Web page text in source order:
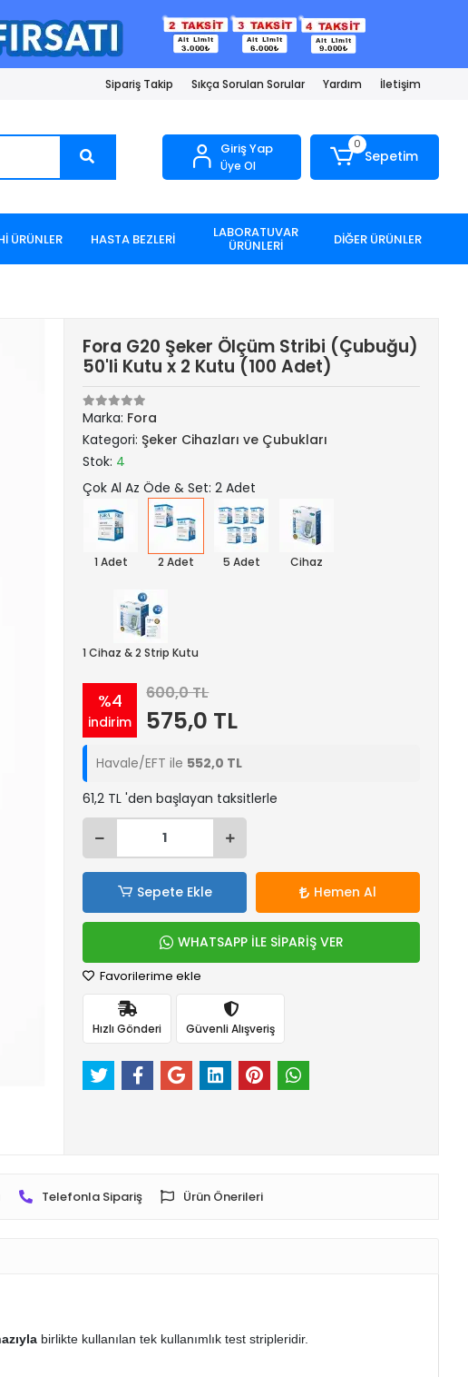
Sipariş Takip Sıkça Sorulan Sorular Yardım İletişim
Giriş Yap
Üye Ol
0
Sepetim
ÜRÜNLER HASTA BEZLERİ LABORATUVAR
ÜRÜNLERİ DİĞER ÜRÜNLER
Fora G20 Şeker Ölçüm Stribi (Çubuğu)
50'li Kutu x 2 Kutu (100 Adet)
Marka: Fora
Kategori: Şeker Cihazları ve Çubukları
Stok: 4
Çok Al Az Öde & Set: 2 Adet
1 Adet 2 Adet 5 Adet Cihaz
1 Cihaz & 2 Strip Kutu
%4
indirim
600,0 TL
575,0 TL
Havale/EFT ile 552,0 TL
61,2 TL 'den başlayan taksitlerle
Sepete Ekle Hemen Al
WHATSAPP İLE SİPARİŞ VER
Favorilerime ekle
Hızlı Gönderi Güvenli Alışveriş
Telefonla Sipariş Ürün Önerileri
birlikte kullanılan tek kullanımlık test stripleridir.